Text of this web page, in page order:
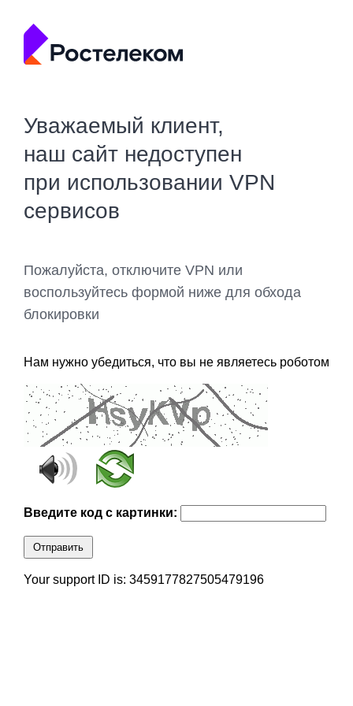
Уважаемый клиент,
наш сайт недоступен
при использовании VPN
сервисов
Пожалуйста, отключите VPN или
воспользуйтесь формой ниже для обхода
блокировки
Нам нужно убедиться, что вы не являетесь роботом
Введите код с картинки:
Отправить
Your support ID is: 3459177827505479196